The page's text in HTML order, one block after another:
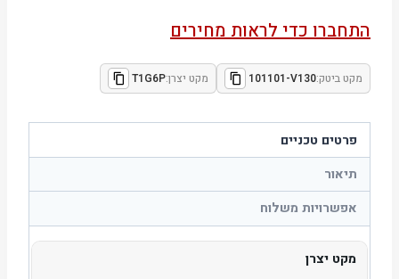
התחברו כדי לראות מחירים
מקט ביטק:101101-V130 מקט יצרן:T1G6P
פרטים טכניים
תיאור
אפשרויות משלוח
מקט יצרן